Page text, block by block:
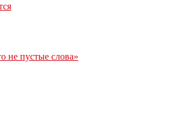
не пустые слова»